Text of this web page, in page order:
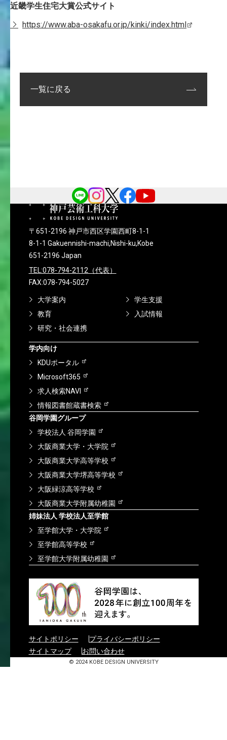
近畿学生住宅大賞公式サイト
https://www.aba-osakafu.or.jp/kinki/index.html
一覧に戻る
〒651-2196 神戸市西区学園西町8-1-1
8-1-1 Gakuennishi-machi,Nishi-ku,Kobe
651-2196 Japan
TEL:078-794-2112（代表）
FAX:078-794-5027
大学案内
学生支援
教育
入試情報
研究・社会連携
学内向け
KDUポータル
Microsoft365
求人検索NAVI
情報図書館蔵書検索
谷岡学園グループ
学校法人 谷岡学園
大阪商業大学・大学院
大阪商業大学高等学校
大阪商業大学堺高等学校
大阪緑涼高等学校
大阪商業大学附属幼稚園
姉妹法人 学校法人至学館
至学館大学・大学院
至学館高等学校
至学館大学附属幼稚園
サイトポリシー
プライバシーポリシー
サイトマップ
お問い合わせ
© 2024 KOBE DESIGN UNIVERSITY